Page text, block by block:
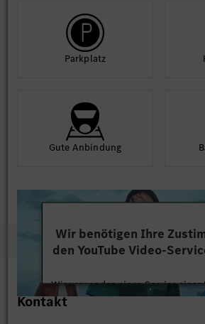
Park­platz
Gute An­bindung
Wir benötigen Ihre
den YouTube Video-
Wir verwenden einen Service
um Videoinhalte einzubetten.
Kontakt